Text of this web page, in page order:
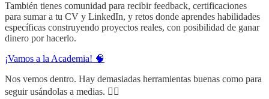
También tienes comunidad para recibir feedback, certificaciones
para sumar a tu CV y LinkedIn, y retos donde aprendes habilidades
específicas construyendo proyectos reales, con posibilidad de ganar
dinero por hacerlo.
¡Vamos a la Academia! 🧠
Nos vemos dentro. Hay demasiadas herramientas buenas como para
seguir usándolas a medias. ✌🏻